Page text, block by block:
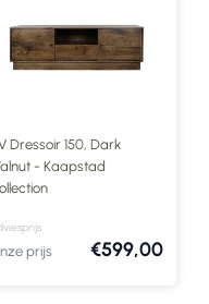
Dressoir 150, Dark
- Kaapstad
prijs €599,00